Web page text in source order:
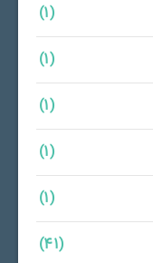
(1)
(1)
(1)
(1)
(1)
(41)